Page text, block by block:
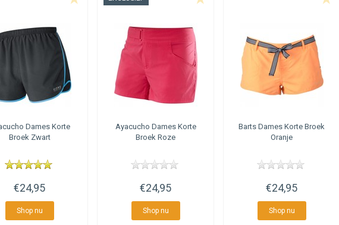
juiste categorie titel, een goede meta description en een tekst zijn er nog andere aspecten die
bij de optimalisatie van een pagina. Zo is het bijvoorbeeld niet verstandig om tags te tonen op de
(dan komen er teveel verschillende termen bij, waardoor de focus zoek raakt).
Dames Korte
Broek Zwart
€24,95
Shop nu
Ayacucho Dames Korte
Broek Roze
€24,95
Shop nu
Barts Dames Korte Broek
Oranje
€24,95
Shop nu